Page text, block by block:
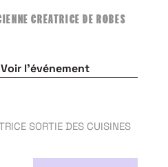
CRÉATRICE DE ROBES
Voir l'événement